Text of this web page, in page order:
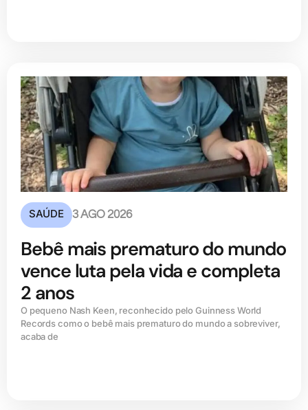
SAÚDE 3 AGO 2026
Bebê mais prematuro do mundo
vence luta pela vida e completa
2 anos
O pequeno Nash Keen, reconhecido pelo Guinness World
Records como o bebê mais prematuro do mundo a sobreviver,
acaba de